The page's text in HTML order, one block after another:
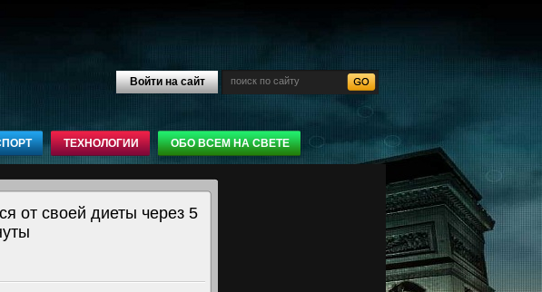
Войти на сайт
ТЕХНОЛОГИИ ОБО ВСЕМ НА СВЕТЕ
от своей диеты через 5